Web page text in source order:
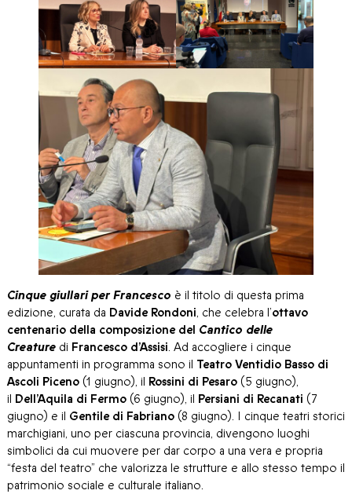
Cinque giullari per Francesco è il titolo di questa prima
edizione, curata da Davide Rondoni, che celebra l’ottavo
centenario della composizione del Cantico delle
Creature di Francesco d’Assisi. Ad accogliere i cinque
appuntamenti in programma sono il Teatro Ventidio Basso di
Ascoli Piceno (1 giugno), il Rossini di Pesaro (5 giugno),
il Dell’Aquila di Fermo (6 giugno), il Persiani di Recanati (7
giugno) e il Gentile di Fabriano (8 giugno). I cinque teatri storici
marchigiani, uno per ciascuna provincia, divengono luoghi
simbolici da cui muovere per dar corpo a una vera e propria
“festa del teatro” che valorizza le strutture e allo stesso tempo il
patrimonio sociale e culturale italiano.